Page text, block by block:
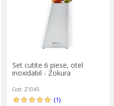
Set cutite 6 piese, otel
inoxidabil - Zokura
Cod: Z1045
(1)